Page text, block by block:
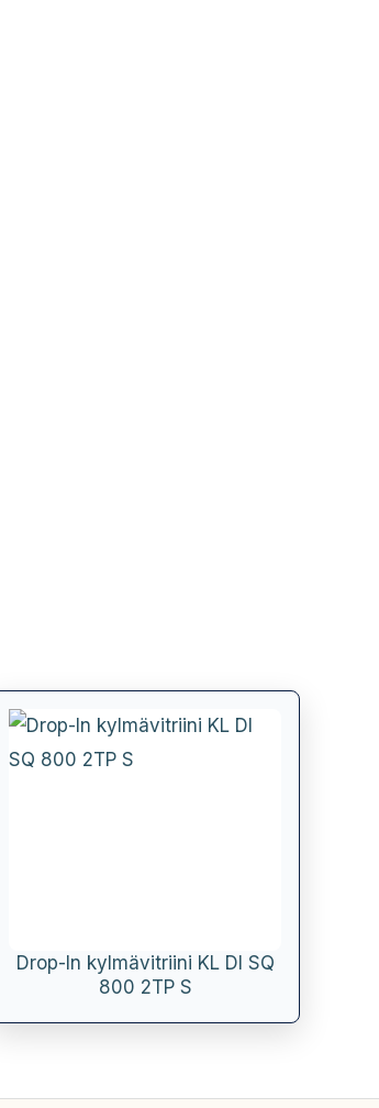
Drop-In kylmävitriini KL DI SQ
800 2TP S